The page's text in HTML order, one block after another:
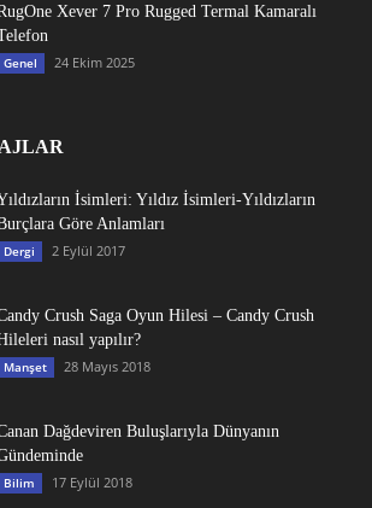
Xever 7 Pro Rugged Termal Kamaralı
Genel 24 Ekim 2025
İsimleri: Yıldız İsimleri-Yıldızların
Göre Anlamları
Dergi 2 Eylül 2017
Crush Saga Oyun Hilesi – Candy Crush
nasıl yapılır?
Manşet 28 Mayıs 2018
Dağdeviren Buluşlarıyla Dünyanın
Bilim 17 Eylül 2018